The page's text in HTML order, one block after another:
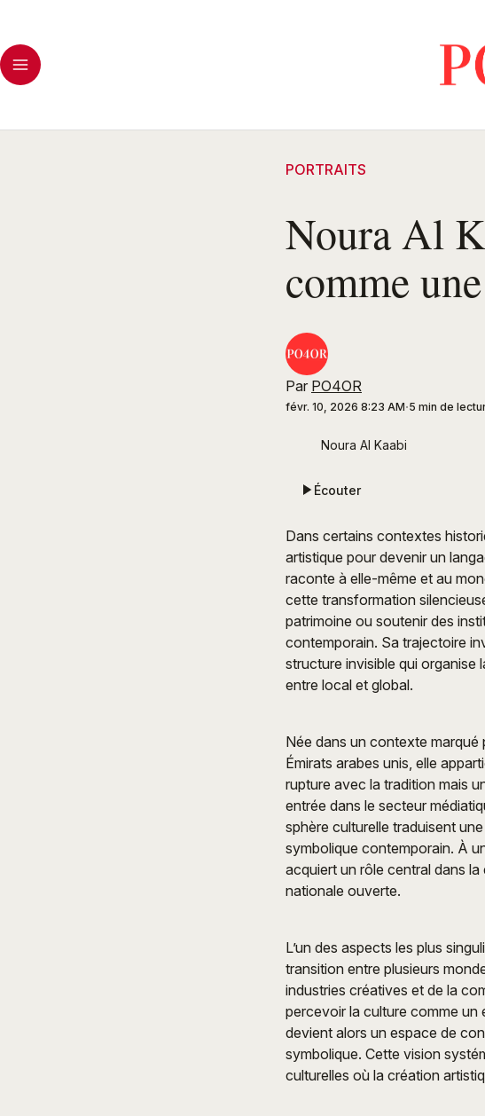
PORTRAITS
Noura Al
comme
Par PO4OR
févr. 10, 2026 8:23 AM 5 min de
Noura Al Kaabi
Écouter
Dans certains contextes
artistique pour devenir un
raconte à elle-même et au
cette transformation
patrimoine ou soutenir des
contemporain. Sa trajectoire
structure invisible qui organise
entre local et global.
Née dans un contexte marqué
Émirats arabes unis, elle
rupture avec la tradition mais
entrée dans le secteur
sphère culturelle traduisent
symbolique contemporain. À
acquiert un rôle central dans
nationale ouverte.
L’un des aspects les plus
transition entre plusieurs
industries créatives et de la
percevoir la culture comme un
devient alors un espace de
symbolique. Cette vision
culturelles où la création